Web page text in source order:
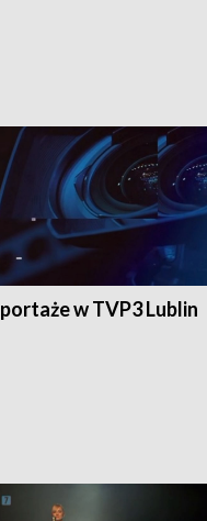
w TVP3 Lublin